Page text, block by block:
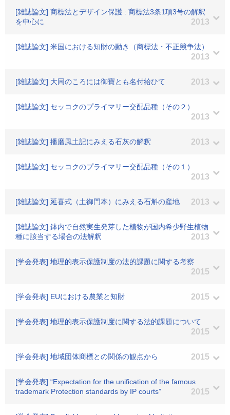
[雑誌論文] 商標法とデザイン保護 : 商標法3条1項3号の解釈
を中心に
2013
[雑誌論文] 米国における知財の動き（商標法・不正競争法）
2013
[雑誌論文] 大同のころには御寶とも名付給ひて 2013
[雑誌論文] セッコクのプライマリー交配品種（その２）
2013
[雑誌論文] 播磨風土記にみえる石灰の解釈 2013
[雑誌論文] セッコクのプライマリー交配品種（その１）
2013
[雑誌論文] 延喜式（土御門本）にみえる石斛の産地 2013
[雑誌論文] 鉢内で自然実生発芽した植物が国内希少野生植物
種に該当する場合の法解釈
2013
[学会発表] 地理的表示保護制度の法的課題に関する考察
2015
[学会発表] EUにおける農業と知財 2015
[学会発表] 地理的表示保護制度に関する法的課題について
2015
[学会発表] 地域団体商標との関係の観点から 2015
[学会発表] “Expectation for the unification of the famous
trademark Protection standards by IP courts”
2015